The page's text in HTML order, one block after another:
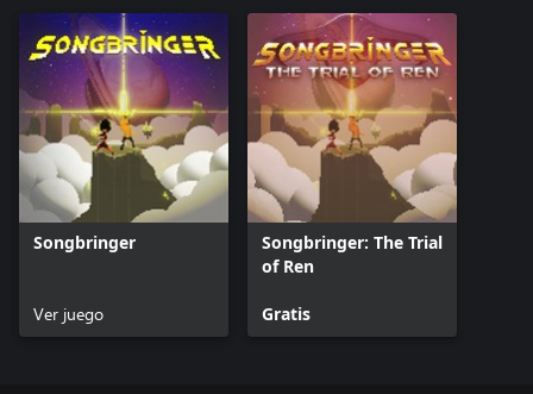
Songbringer
Ver juego
Songbringer: The Trial
of Ren
Gratis